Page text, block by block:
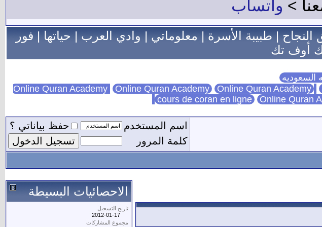
> واتساب
النجاح|طبيبة الأسرة|معلوماتي|وادي العرب|حياتها|فور
أوف تك
السعوديه
Online Quran Academy Online Quran Academy
cours de coran en ligne Online Quran
اسم المستخدم
حفظ بياناتي ؟
كلمة المرور
الاحصائيات البسيطة
تاريخ التسجيل
2012-01-17
مجموع المشاركات